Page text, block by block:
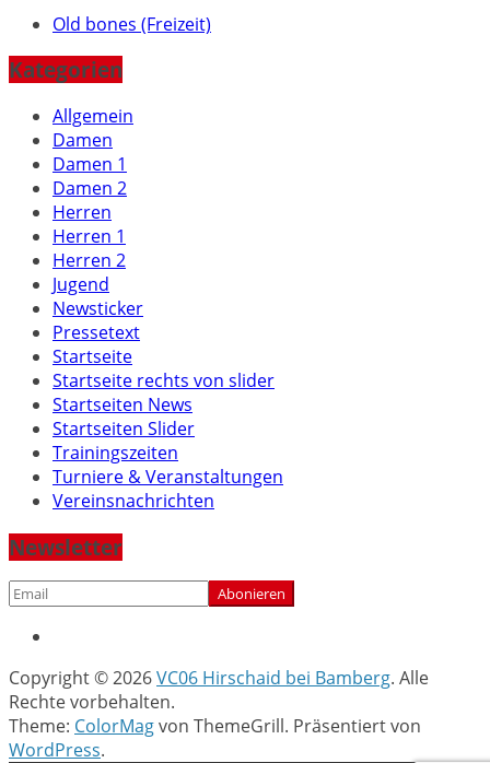
Old bones (Freizeit)
Kategorien
Allgemein
Damen
Damen 1
Damen 2
Herren
Herren 1
Herren 2
Jugend
Newsticker
Pressetext
Startseite
Startseite rechts von slider
Startseiten News
Startseiten Slider
Trainingszeiten
Turniere & Veranstaltungen
Vereinsnachrichten
Newsletter
Copyright © 2026VC06 Hirschaid bei Bamberg. Alle
Rechte vorbehalten.
Theme: ColorMagvon ThemeGrill. Präsentiert von
WordPress.